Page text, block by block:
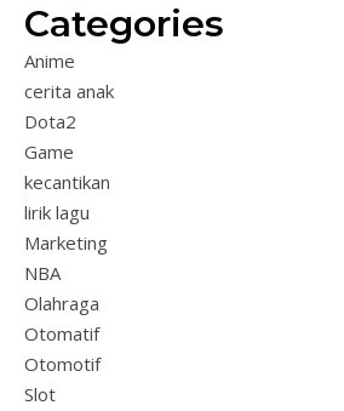
Categories
Anime
cerita anak
Dota2
Game
kecantikan
lirik lagu
Marketing
NBA
Olahraga
Otomatif
Otomotif
Slot